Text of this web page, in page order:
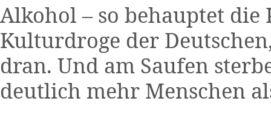
Alkohol – so behauptet
Kulturdroge der
dran. Und am Saufen
deutlich mehr Menschen